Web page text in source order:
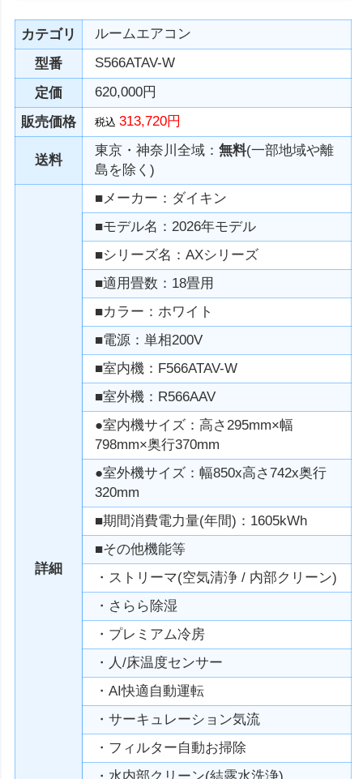
カテゴリ
ルームエアコン
型番
S566ATAV-W
定価
620,000円
販売価格
税込313,720円
送料
東京・神奈川全域：無料(一部地域や離
島を除く)
詳細
■メーカー：ダイキン
■モデル名：2026年モデル
■シリーズ名：AXシリーズ
■適用畳数：18畳用
■カラー：ホワイト
■電源：単相200V
■室内機：F566ATAV-W
■室外機：R566AAV
●室内機サイズ：高さ295mm×幅
798mm×奥行370mm
●室外機サイズ：幅850x高さ742x奥行
320mm
■期間消費電力量(年間)：1605kWh
■その他機能等
・ストリーマ(空気清浄 / 内部クリーン)
・さらら除湿
・プレミアム冷房
・人/床温度センサー
・AI快適自動運転
・サーキュレーション気流
・フィルター自動お掃除